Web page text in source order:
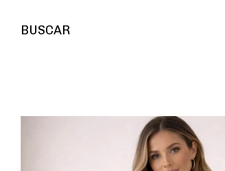
BUSCAR